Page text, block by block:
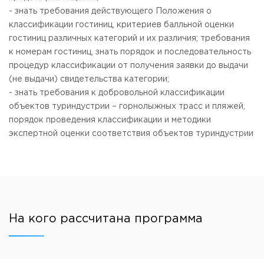
- знать требования действующего Положения о
классификации гостиниц, критериев балльной оценки
гостиниц различных категорий и их различия; требования
к номерам гостиниц, знать порядок и последовательность
процедур классификации от получения заявки до выдачи
(не выдачи) свидетельства категории;
- знать требования к добровольной классификации
объектов туриндустрии – горнолыжных трасс и пляжей,
порядок проведения классификации и методики
экспертной оценки соответствия объектов туриндустрии
На кого рассчитана программа